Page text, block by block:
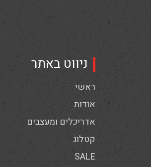
ניווט באתר
ראשי
אודות
אדריכלים ומעצבים
קטלוג
SALE